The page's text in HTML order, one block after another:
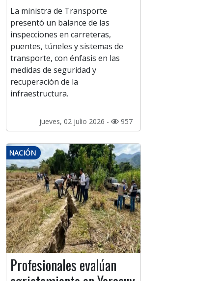
La ministra de Transporte
presentó un balance de las
inspecciones en carreteras,
puentes, túneles y sistemas de
transporte, con énfasis en las
medidas de seguridad y
recuperación de la
infraestructura.
jueves, 02 julio 2026 - 957
NACIÓN
Profesionales evalúan